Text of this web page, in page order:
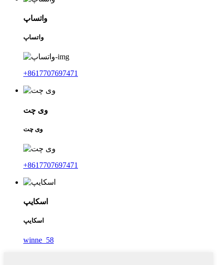
واتساپ
واتساپ
‎+8617707697471‎
وی چت
وی چت
‎+8617707697471‎
اسکایپ
اسکایپ
winne_58